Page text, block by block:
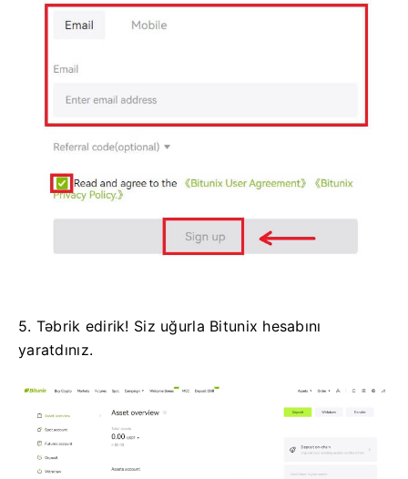
5. Təbrik edirik! Siz uğurla Bitunix hesabını
yaratdınız.